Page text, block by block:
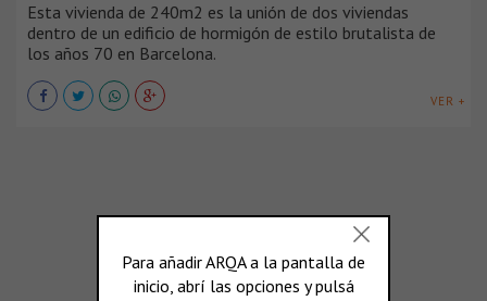
Esta vivienda de 240m2 es la unión de dos viviendas
dentro de un edificio de hormigón de estilo brutalista de
los años 70 en Barcelona.
VER +